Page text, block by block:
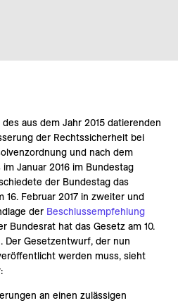
aus dem Jahr 2015 datierenden
der Rechtssicherheit bei
und nach dem
Januar 2016 im Bundestag
der Bundestag das
16. Februar 2017 in zweiter und
der Beschlussempfehlung
Bundesrat hat das Gesetz am 10.
Der Gesetzentwurf, der nun
werden muss, sieht
an einen zulässigen